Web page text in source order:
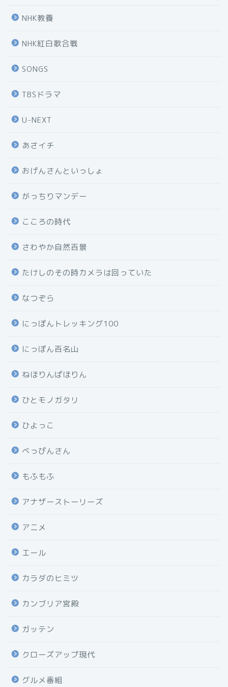
NHK教養
NHK紅白歌合戦
SONGS
TBSドラマ
U-NEXT
あさイチ
おげんさんといっしょ
がっちりマンデー
こころの時代
さわやか自然百景
たけしのその時カメラは回っていた
なつぞら
にっぽんトレッキング100
にっぽん百名山
ねほりんぱほりん
ひとモノガタリ
ひよっこ
べっぴんさん
もふもふ
アナザーストーリーズ
アニメ
エール
カラダのヒミツ
カンブリア宮殿
ガッテン
クローズアップ現代
グルメ番組